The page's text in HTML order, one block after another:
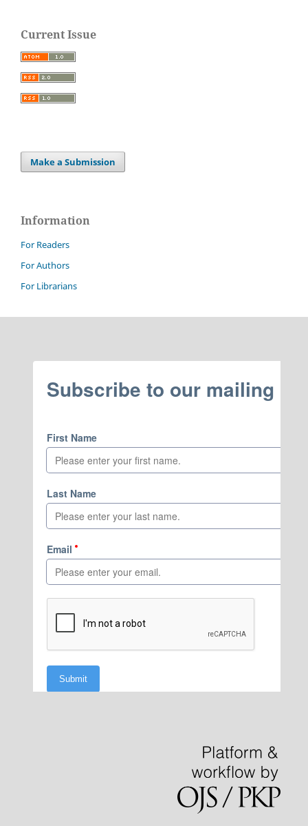
Current Issue
Make a Submission
Information
For Readers
For Authors
For Librarians